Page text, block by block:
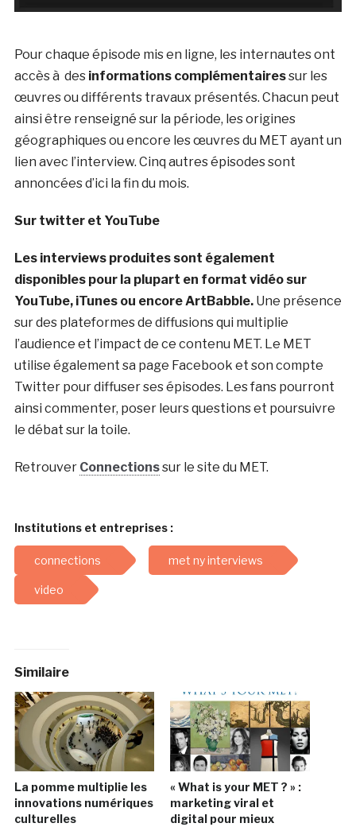
Pour chaque épisode mis en ligne, les internautes ont
accès à desinformations complémentairessur les
œuvres ou différents travaux présentés. Chacun peut
ainsi être renseigné sur la période, les origines
géographiques ou encore les œuvres du MET ayant un
lien avec l’interview. Cinq autres épisodes sont
annoncées d’ici la fin du mois.
Sur twitter et YouTube
Les interviews produites sont également
disponibles pour la plupart en format vidéo sur
YouTube, iTunes ou encore ArtBabble.Une présence
sur des plateformes de diffusions qui multiplie
l’audience et l’impact de ce contenu MET. Le MET
utilise également sa page Facebook et son compte
Twitter pour diffuser ses épisodes. Les fans pourront
ainsi commenter, poser leurs questions et poursuivre
le débat sur la toile.
Retrouver Connectionssur le site du MET.
Institutions et entreprises :
connections met ny interviews
video
Similaire
La pomme multiplie les
innovations numériques
culturelles
« What is your MET ? » :
marketing viral et
digital pour mieux